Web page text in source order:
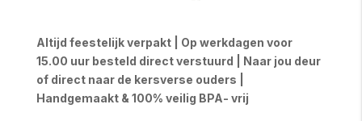
Altijd feestelijk verpakt | Op werkdagen voor
15.00 uur besteld direct verstuurd | Naar jou deur
of direct naar de kersverse ouders |
Handgemaakt & 100% veilig BPA- vrij